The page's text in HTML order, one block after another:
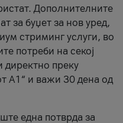
Дополнителните
за буџет за нов уред,
стриминг услуги, во
потреби на секој
директно преку
А1“ и важи 30 дена од
една потврда за